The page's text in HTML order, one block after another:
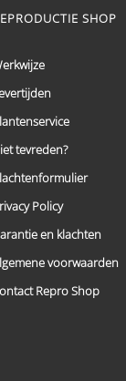
SHOP
tevreden?
Policy
en klachten
voorwaarden
Repro Shop